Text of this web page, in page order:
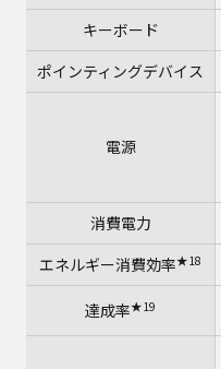
キーボード
ポインティングデバイス
電源
消費電力
エネルギー消費効率★18
達成率★19